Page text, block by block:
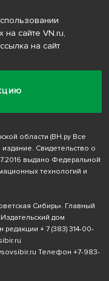
сайте VN.ru,
на сайт
области (ВН.ру Все
Свидетельство о
выдано Федеральной
технологий и
Сибирь». Главный
дом
редакции + 7 (383) 314-00-
Телефон +7-983-